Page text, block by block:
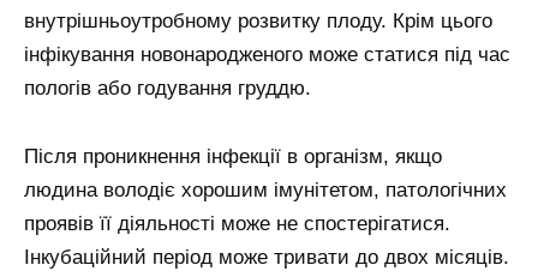
внутрішньоутробному розвитку плоду. Крім цього
інфікування новонародженого може статися під час
пологів або годування груддю.
Після проникнення інфекції в організм, якщо
людина володіє хорошим імунітетом, патологічних
проявів її діяльності може не спостерігатися.
Інкубаційний період може тривати до двох місяців.